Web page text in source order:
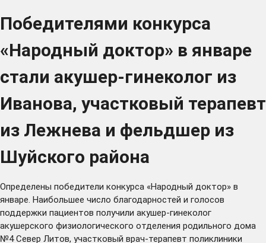
Победителями конкурса
«Народный доктор» в январе
стали акушер-гинеколог из
Иванова, участковый терапевт
из Лежнева и фельдшер из
Шуйского района
Определены победители конкурса «Народный доктор» в
январе. Наибольшее число благодарностей и голосов
поддержки пациентов получили акушер-гинеколог
акушерского физиологического отделения родильного дома
№4 Север Литов, участковый врач-терапевт поликлиники